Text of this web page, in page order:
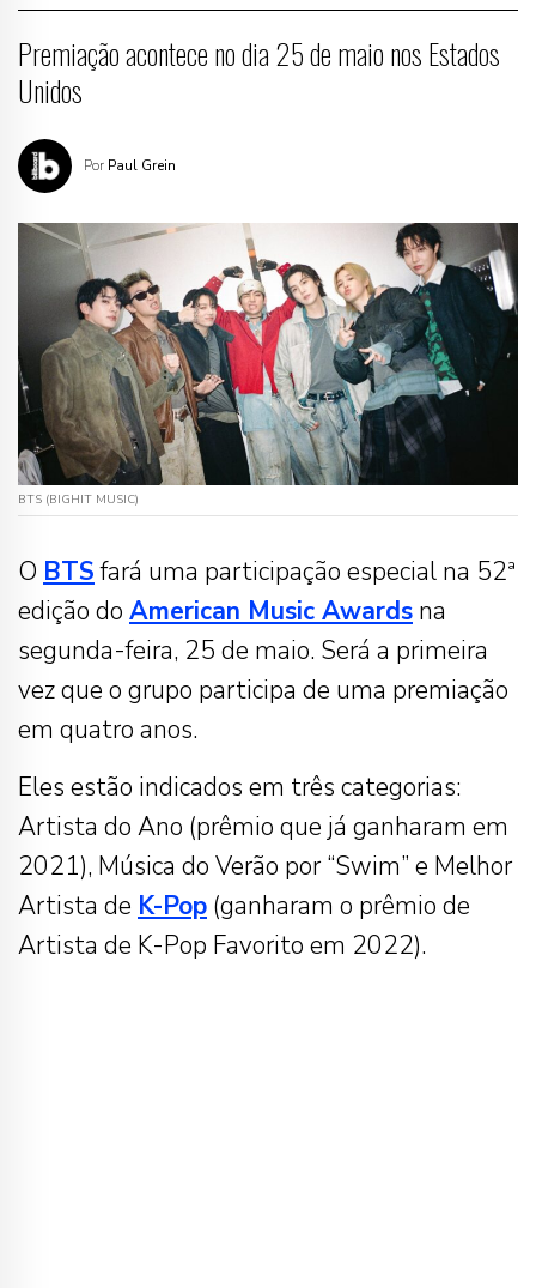
Premiação acontece no dia 25 de maio nos Estados
Unidos
Por Paul Grein
BTS (BIGHIT MUSIC)
O BTSfará uma participação especial na 52ª
edição do American Music Awards na
segunda-feira, 25 de maio. Será a primeira
vez que o grupo participa de uma premiação
em quatro anos.
Eles estão indicados em três categorias:
Artista do Ano (prêmio que já ganharam em
2021), Música do Verão por “Swim” e Melhor
Artista de K-Pop (ganharam o prêmio de
Artista de K-Pop Favorito em 2022).